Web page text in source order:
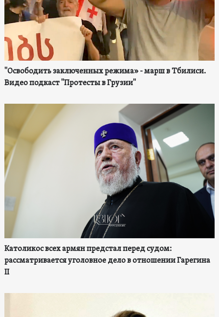
"Освободить заключенных режима» - марш в Тбилиси.
Видео подкаст "Протесты в Грузии"
Католикос всех армян предстал перед судом:
рассматривается уголовное дело в отношении Гарегина
II